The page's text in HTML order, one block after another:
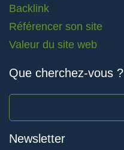
Backlink
Référencer son site
Valeur du site web
Que cherchez-vous ?
Newsletter